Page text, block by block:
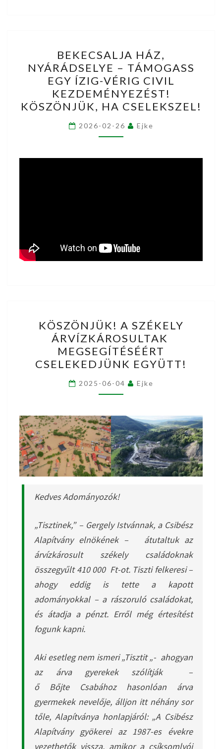
HÁZ,
NYÁRÁDSELYE
–
TÁMOGASS
EGY
ÍZIG-
VÉRIG
BEKECSALJA HÁZ,
NYÁRÁDSELYE – TÁMOGASS
EGY ÍZIG-VÉRIG CIVIL
KEZDEMÉNYEZÉST!
KÖSZÖNJÜK, HA CSELEKSZEL!
2026-02-26 Ejke
A
SZÉKELY
ÁRVÍZKÁROSULTAK
MEGSEGÍTÉSÉÉRT
CSELEKEDJÜNK
EGYÜTT!
KÖSZÖNJÜK! A SZÉKELY
ÁRVÍZKÁROSULTAK
MEGSEGÍTÉSÉÉRT
CSELEKEDJÜNK EGYÜTT!
2025-06-04 Ejke
Kedves Adományozók!
„Tisztinek,” – Gergely Istvánnak, a Csibész
Alapítvány elnökének – átutaltuk az
árvízkárosult székely családoknak
összegyűlt 410 000 Ft-ot. Tiszti felkeresi –
ahogy eddig is tette a kapott
adományokkal – a rászoruló családokat,
és átadja a pénzt. Erről még értesítést
fogunk kapni.
Aki esetleg nem ismeri „Tisztit „- ahogyan
az árva gyerekek szólítják –
ő Bőjte Csabához hasonlóan árva
gyermekek nevelője, álljon itt néhány sor
tőle, Alapítványa honlapjáról: „A Csibész
Alapítvány gyökerei az 1987-es évekre
vezethetők vissza, amikor a csíksomlyói